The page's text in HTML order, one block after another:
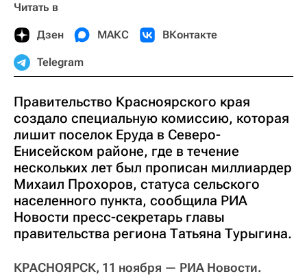
Читать в
Дзен МАКС ВКонтакте
Telegram
Правительство Красноярского края
создало специальную комиссию, которая
лишит поселок Еруда в Северо-
Енисейском районе, где в течение
нескольких лет был прописан миллиардер
Михаил Прохоров, статуса сельского
населенного пункта, сообщила РИА
Новости пресс-секретарь главы
правительства региона Татьяна Турыгина.
КРАСНОЯРСК, 11 ноября — РИА Новости.